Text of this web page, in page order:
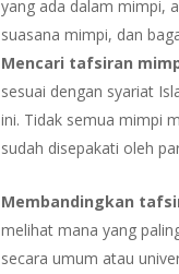
yang ada dalam mimpi,
suasana mimpi, dan
Mencari tafsiran
sesuai dengan syariat
ini. Tidak semua mimpi
sudah disepakati oleh
Membandingkan
melihat mana yang
secara umum atau